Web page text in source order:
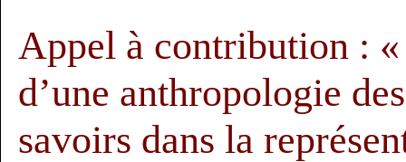
Appel à contribution :
d’une anthropologie
savoirs dans la